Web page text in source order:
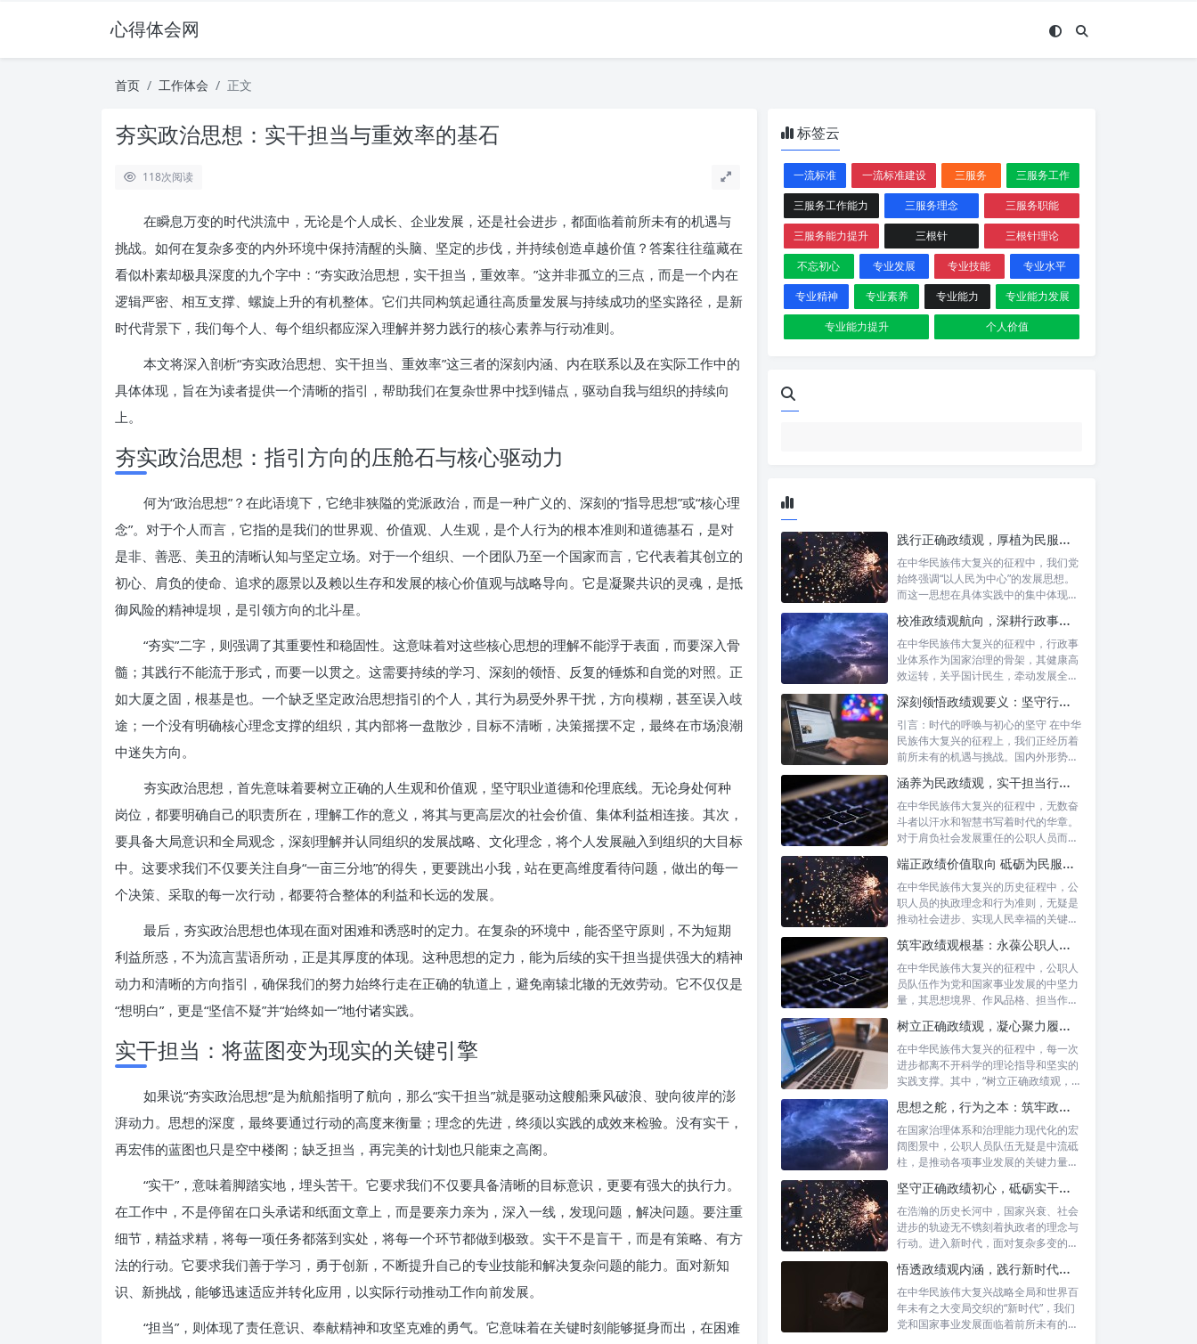
心得体会网
首页 工作体会 正文
夯实政治思想：实干担当与重效率的基石
118次阅读
在瞬息万变的时代洪流中，无论是个人成长、企业发展，还是社会进步，都面临着前所未有的机遇与
挑战。如何在复杂多变的内外环境中保持清醒的头脑、坚定的步伐，并持续创造卓越价值？答案往往蕴藏在
看似朴素却极具深度的九个字中：“夯实政治思想，实干担当，重效率。”这并非孤立的三点，而是一个内在
逻辑严密、相互支撑、螺旋上升的有机整体。它们共同构筑起通往高质量发展与持续成功的坚实路径，是新
时代背景下，我们每个人、每个组织都应深入理解并努力践行的核心素养与行动准则。
本文将深入剖析“夯实政治思想、实干担当、重效率”这三者的深刻内涵、内在联系以及在实际工作中的
具体体现，旨在为读者提供一个清晰的指引，帮助我们在复杂世界中找到锚点，驱动自我与组织的持续向
上。
夯实政治思想：指引方向的压舱石与核心驱动力
何为“政治思想”？在此语境下，它绝非狭隘的党派政治，而是一种广义的、深刻的“指导思想”或“核心理
念”。对于个人而言，它指的是我们的世界观、价值观、人生观，是个人行为的根本准则和道德基石，是对
是非、善恶、美丑的清晰认知与坚定立场。对于一个组织、一个团队乃至一个国家而言，它代表着其创立的
初心、肩负的使命、追求的愿景以及赖以生存和发展的核心价值观与战略导向。它是凝聚共识的灵魂，是抵
御风险的精神堤坝，是引领方向的北斗星。
“夯实”二字，则强调了其重要性和稳固性。这意味着对这些核心思想的理解不能浮于表面，而要深入骨
髓；其践行不能流于形式，而要一以贯之。这需要持续的学习、深刻的领悟、反复的锤炼和自觉的对照。正
如大厦之固，根基是也。一个缺乏坚定政治思想指引的个人，其行为易受外界干扰，方向模糊，甚至误入歧
途；一个没有明确核心理念支撑的组织，其内部将一盘散沙，目标不清晰，决策摇摆不定，最终在市场浪潮
中迷失方向。
夯实政治思想，首先意味着要树立正确的人生观和价值观，坚守职业道德和伦理底线。无论身处何种
岗位，都要明确自己的职责所在，理解工作的意义，将其与更高层次的社会价值、集体利益相连接。其次，
要具备大局意识和全局观念，深刻理解并认同组织的发展战略、文化理念，将个人发展融入到组织的大目标
中。这要求我们不仅要关注自身“一亩三分地”的得失，更要跳出小我，站在更高维度看待问题，做出的每一
个决策、采取的每一次行动，都要符合整体的利益和长远的发展。
最后，夯实政治思想也体现在面对困难和诱惑时的定力。在复杂的环境中，能否坚守原则，不为短期
利益所惑，不为流言蜚语所动，正是其厚度的体现。这种思想的定力，能为后续的实干担当提供强大的精神
动力和清晰的方向指引，确保我们的努力始终行走在正确的轨道上，避免南辕北辙的无效劳动。它不仅仅是
“想明白”，更是“坚信不疑”并“始终如一”地付诸实践。
实干担当：将蓝图变为现实的关键引擎
如果说“夯实政治思想”是为航船指明了航向，那么“实干担当”就是驱动这艘船乘风破浪、驶向彼岸的澎
湃动力。思想的深度，最终要通过行动的高度来衡量；理念的先进，终须以实践的成效来检验。没有实干，
再宏伟的蓝图也只是空中楼阁；缺乏担当，再完美的计划也只能束之高阁。
“实干”，意味着脚踏实地，埋头苦干。它要求我们不仅要具备清晰的目标意识，更要有强大的执行力。
在工作中，不是停留在口头承诺和纸面文章上，而是要亲力亲为，深入一线，发现问题，解决问题。要注重
细节，精益求精，将每一项任务都落到实处，将每一个环节都做到极致。实干不是盲干，而是有策略、有方
法的行动。它要求我们善于学习，勇于创新，不断提升自己的专业技能和解决复杂问题的能力。面对新知
识、新挑战，能够迅速适应并转化应用，以实际行动推动工作向前发展。
“担当”，则体现了责任意识、奉献精神和攻坚克难的勇气。它意味着在关键时刻能够挺身而出，在困难
标签云
一流标准 一流标准建设 三服务
三服务工作
三服务工作能力
三服务理念
三服务职能
三服务能力提升
三根针
三根针理论
不忘初心
专业发展 专业技能
专业水平
专业精神
专业素养 专业能力
专业能力发展
专业能力提升
个人价值
践行正确政绩观，厚植为民服务根基：迈向高质量发展的根本遵循
在中华民族伟大复兴的征程中，我们党
始终强调“以人民为中心”的发展思想。
而这一思想在具体实践中的集中体现，
校准政绩观航向，深耕行政事业本职：新时代高质量发展的双重 imperative
在中华民族伟大复兴的征程中，行政事
业体系作为国家治理的骨架，其健康高
效运转，关乎国计民生，牵动发展全
深刻领悟政绩观要义：坚守行政事业初心，绘就为民服务新篇章
引言：时代的呼唤与初心的坚守 在中华
民族伟大复兴的征程上，我们正经历着
前所未有的机遇与挑战。国内外形势复
涵养为民政绩观，实干担当行稳致远：新时代公仆的价值坐标与实践航向
在中华民族伟大复兴的征程中，无数奋
斗者以汗水和智慧书写着时代的华章。
对于肩负社会发展重任的公职人员而
端正政绩价值取向 砥砺为民服务初心：新时代公仆的责任与担当
在中华民族伟大复兴的历史征程中，公
职人员的执政理念和行为准则，无疑是
推动社会进步、实现人民幸福的关键所
筑牢政绩观根基：永葆公职人员本色的时代考量与实践路径
在中华民族伟大复兴的征程中，公职人
员队伍作为党和国家事业发展的中坚力
量，其思想境界、作风品格、担当作为
树立正确政绩观，凝心聚力履职尽责：新时代下的治理智慧与实践路径
在中华民族伟大复兴的征程中，每一次
进步都离不开科学的理论指导和坚实的
实践支撑。其中，“树立正确政绩观，凝
思想之舵，行为之本：筑牢政绩观根基，永葆公职人员本色
在国家治理体系和治理能力现代化的宏
阔图景中，公职人员队伍无疑是中流砥
柱，是推动各项事业发展的关键力量。
坚守正确政绩初心，砥砺实干担当精神：新时代高质量发展的核心引擎
在浩瀚的历史长河中，国家兴衰、社会
进步的轨迹无不镌刻着执政者的理念与
行动。进入新时代，面对复杂多变的国
悟透政绩观内涵，践行新时代使命：书写高质量发展的时代答卷
在中华民族伟大复兴战略全局和世界百
年未有之大变局交织的“新时代”，我们
党和国家事业发展面临着前所未有的机